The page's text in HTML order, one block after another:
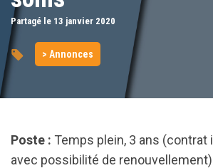
Partagé le 13 janvier 2020
> Annonces
Poste : Temps plein, 3 ans (contrat
avec possibilité de renouvellement)